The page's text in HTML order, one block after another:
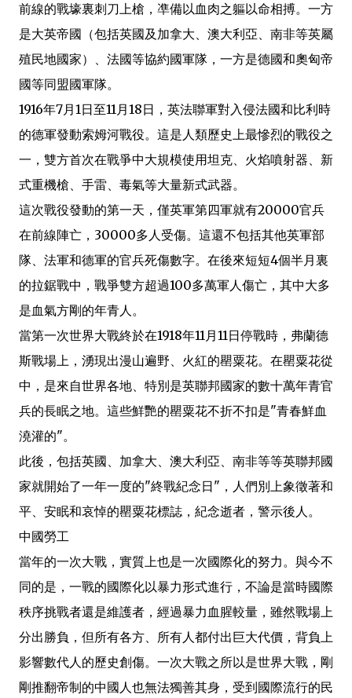
前線的戰壕裏刺刀上槍，凖備以血肉之軀以命相搏。一方
是大英帝國（包括英國及加拿大、澳大利亞、南非等英屬
殖民地國家）、法國等協約國軍隊，一方是德國和奧匈帝
國等同盟國軍隊。
1916年7月1日至11月18日，英法聯軍對入侵法國和比利時
的德軍發動索姆河戰役。這是人類歷史上最慘烈的戰役之
一，雙方首次在戰爭中大規模使用坦克、火焰噴射器、新
式重機槍、手雷、毒氣等大量新式武器。
這次戰役發動的第一天，僅英軍第四軍就有20000官兵
在前線陣亡，30000多人受傷。這還不包括其他英軍部
隊、法軍和德軍的官兵死傷數字。在後來短短4個半月裏
的拉鋸戰中，戰爭雙方超過100多萬軍人傷亡，其中大多
是血氣方剛的年青人。
當第一次世界大戰終於在1918年11月11日停戰時，弗蘭德
斯戰場上，湧現出漫山遍野、火紅的罌粟花。在罌粟花從
中，是來自世界各地、特別是英聯邦國家的數十萬年青官
兵的長眠之地。這些鮮艷的罌粟花不折不扣是"青春鮮血
澆灌的"。
此後，包括英國、加拿大、澳大利亞、南非等等英聯邦國
家就開始了一年一度的"終戰紀念日"，人們別上象徵著和
平、安眠和哀悼的罌粟花標誌，紀念逝者，警示後人。
中國勞工
當年的一次大戰，實質上也是一次國際化的努力。與今不
同的是，一戰的國際化以暴力形式進行，不論是當時國際
秩序挑戰者還是維護者，經過暴力血腥較量，雖然戰場上
分出勝負，但所有各方、所有人都付出巨大代價，背負上
影響數代人的歷史創傷。一次大戰之所以是世界大戰，剛
剛推翻帝制的中國人也無法獨善其身，受到國際流行的民